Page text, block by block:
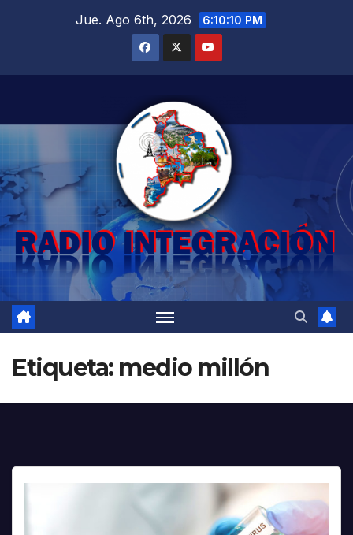
Jue. Ago 6th, 2026 6:10:11 PM
Etiqueta: medio millón